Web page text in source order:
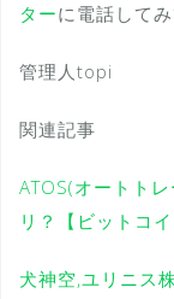
ターに電話してみ
管理人topi
関連記事
ATOS(オートト
リ？【ビットコイ
犬神空,ユリニス